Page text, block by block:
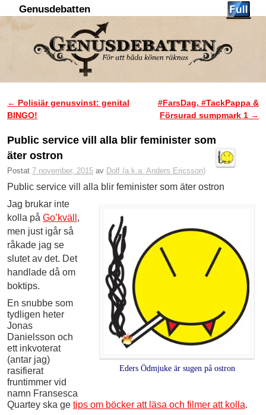
Genusdebatten
Inläggsnavigering
← Polisiär genusvinst: genital
BINGO!
#FarsDag, #TackPappa &
Försurad sumpmark 1 →
Public service vill alla blir feminister som
äter ostron
Postat 7 november, 2015 av Dolf (a.k.a. Anders Ericsson)
Public service vill alla blir feminister som äter ostron
Eders Ödmjuke är sugen på ostron
Jag brukar inte
kolla på Go’kväll ,
men just igår så
råkade jag se
slutet av det. Det
handlade då om
boktips.
En snubbe som
tydligen heter
Jonas
Danielsson och
ett inkvoterat
(antar jag)
rasifierat
fruntimmer vid
namn Fransesca
Quartey ska ge tips om böcker att läsa och filmer att kolla.